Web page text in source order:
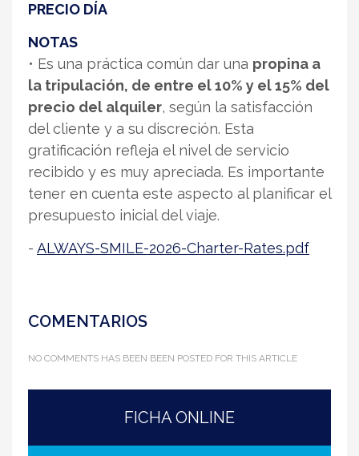
PRECIO DÍA
NOTAS
• Es una práctica común dar una propina a
la tripulación, de entre el 10% y el 15% del
precio del alquiler, según la satisfacción
del cliente y a su discreción. Esta
gratificación refleja el nivel de servicio
recibido y es muy apreciada. Es importante
tener en cuenta este aspecto al planificar el
presupuesto inicial del viaje.
- ALWAYS-SMILE-2026-Charter-Rates.pdf
COMENTARIOS
NO COMMENTS HAS BEEN BEEN POSTED FOR THIS ARTICLE
FICHA ONLINE